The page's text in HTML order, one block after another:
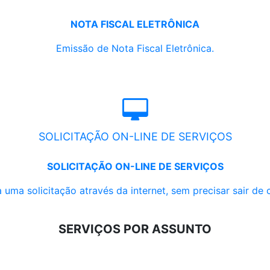
NOTA FISCAL ELETRÔNICA
Emissão de Nota Fiscal Eletrônica.
SOLICITAÇÃO ON-LINE DE SERVIÇOS
SOLICITAÇÃO ON-LINE DE SERVIÇOS
uma solicitação através da internet, sem precisar sair de
SERVIÇOS POR ASSUNTO